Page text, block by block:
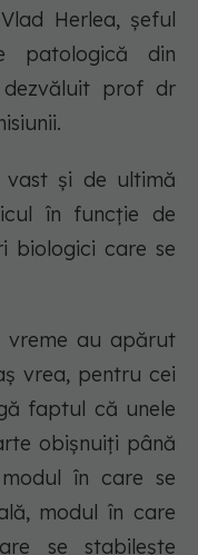
Herlea, șeful
patologică din
dezvăluit prof dr
vast și de ultimă
în funcție de
biologici care se
vreme au apărut
vrea, pentru cei
faptul că unele
obișnuiți până
în care se
modul în care
se stabilește